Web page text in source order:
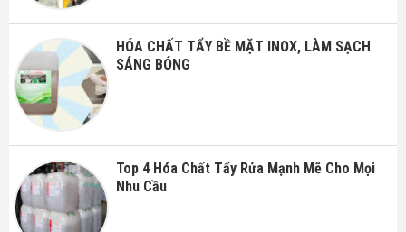
HÓA CHẤT TẨY BỀ MẶT INOX, LÀM SẠCH
SÁNG BÓNG
Top 4 Hóa Chất Tẩy Rửa Mạnh Mẽ Cho Mọi
Nhu Cầu